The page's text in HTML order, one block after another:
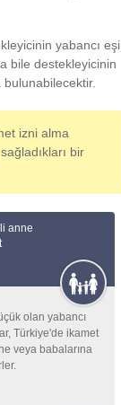
yabancı eşi,
bile destekleyicinin
izni alma
bir
anne
olan yabancı
Türkiye'de ikamet
veya babalarına